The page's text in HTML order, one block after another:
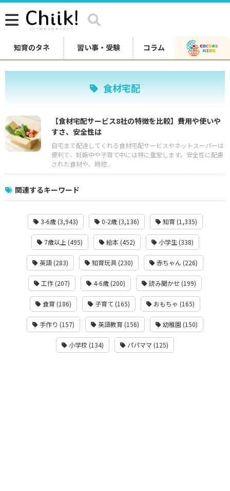
知育のタネ 習い事・受験 コラム
食材宅配
【食材宅配サービス8社の特徴を比較】費用や使いや
すさ、安全性は
自宅まで配達してくれる食材宅配サービスやネットスーパーは
便利で、妊娠中や子育て中には特に重宝します。安全性に配慮
された食材や、時短...
関連するキーワード
3-6歳 (3,943) 0-2歳 (3,136) 知育 (1,335)
7歳以上 (495) 絵本 (452) 小学生 (338)
英語 (283) 知育玩具 (230) 赤ちゃん (226)
工作 (207) 4-6歳 (200) 読み聞かせ (199)
食育 (186) 子育て (165) おもちゃ (165)
手作り (157) 英語教育 (156) 幼稚園 (150)
小学校 (134) パパママ (125)